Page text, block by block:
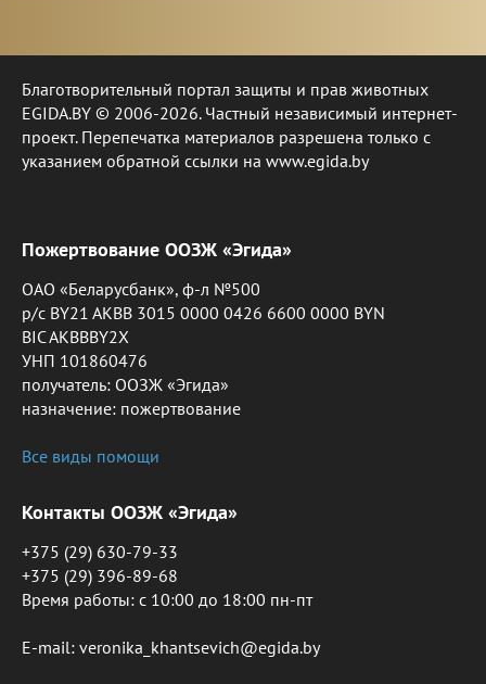
Благотворительный портал защиты и прав животных
EGIDA.BY © 2006-2026. Частный независимый интернет-
проект. Перепечатка материалов разрешена только с
указанием обратной ссылки на www.egida.by
Пожертвование ООЗЖ «Эгида»
ОАО «Беларусбанк», ф-л №500
р/с BY21 AKBB 3015 0000 0426 6600 0000 BYN
BIC AKBBBY2X
УНП 101860476
получатель: ООЗЖ «Эгида»
назначение: пожертвование
Все виды помощи
Контакты ООЗЖ «Эгида»
+375 (29) 630-79-33
+375 (29) 396-89-68
Время работы: c 10:00 до 18:00 пн-пт
E-mail: veronika_khantsevich@egida.by